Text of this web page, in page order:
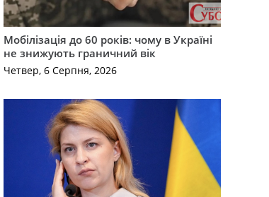
Мобілізація до 60 років: чому в Україні
не знижують граничний вік
Четвер, 6 Серпня, 2026